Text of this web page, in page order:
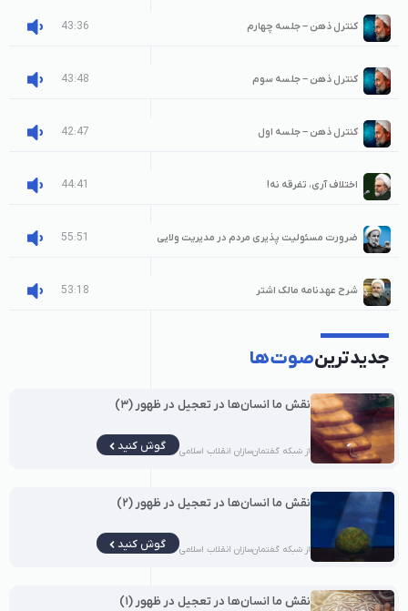
کنترل ذهن – جلسه چهارم 43:36
کنترل ذهن – جلسه سوم 43:48
کنترل ذهن – جلسه اول 42:47
اختلاف آری، تفرقه نه! 44:41
ضرورت مسئولیت پذیری مردم در مدیریت ولایی 55:51
شرح عهدنامه مالک اشتر 53:18
جدیدترینصوت‌ها
نقش ما انسان‌ها در تعجیل در ظهور (۳)
از شبکه گفتمان‌سازان انقلاب اسلامی گوش کنید
نقش ما انسان‌ها در تعجیل در ظهور (۲)
از شبکه گفتمان‌سازان انقلاب اسلامی گوش کنید
نقش ما انسان‌ها در تعجیل در ظهور (۱)